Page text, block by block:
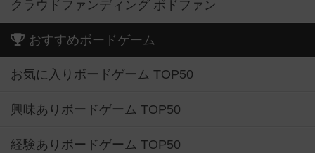
クラウドファンディング ボドファン
おすすめボードゲーム
お気に入りボードゲーム TOP50
興味ありボードゲーム TOP50
経験ありボードゲーム TOP50